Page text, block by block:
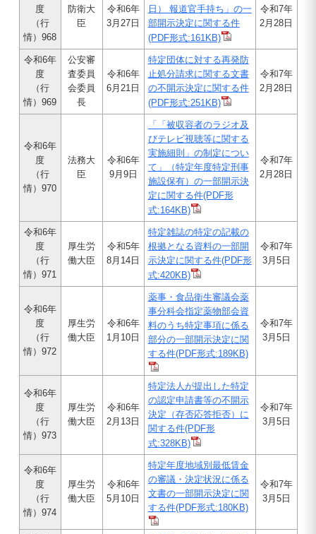
度
（行
情）968
防衛大
臣
令和6年
3月27日
日） 報道官手持ち」の一
部開示決定に関する件
(PDF形式:161KB)
令和7年
2月28日
令和6年
度
（行
情）969
公安審
査委員
会委員
長
令和6年
6月21日
特定団体に対する再発防
止処分請求に関する文書
の不開示決定に関する件
(PDF形式:251KB)
令和7年
2月28日
令和6年
度
（行
情）970
法務大
臣
令和6年
9月9日
「「被収容者のラジオ及
びテレビ視聴等に関する
実施細則」の制定につい
て」（特定年度特定刑事
施設保有）の一部開示決
定に関する件(PDF形
式:164KB)
令和7年
2月28日
令和6年
度
（行
情）971
厚生労
働大臣
令和5年
8月14日
特定雑誌の特定の記載の
根拠となる資料の一部開
示決定に関する件(PDF形
式:420KB)
令和7年
3月5日
令和6年
度
（行
情）972
厚生労
働大臣
令和6年
1月10日
薬事・食品衛生審議会薬
事分科会指定薬物部会資
料のうち特定事項に係る
部分の一部開示決定に関
する件(PDF形式:189KB)
令和7年
3月5日
令和6年
度
（行
情）973
厚生労
働大臣
令和6年
2月13日
特定法人が提出した特定
の認定申請書等の不開示
決定（存否応答拒否）に
関する件(PDF形
式:328KB)
令和7年
3月5日
令和6年
度
（行
情）974
厚生労
働大臣
令和6年
5月10日
特定年度地域別最低賃金
の審議・決定状況に係る
文書の一部開示決定に関
する件(PDF形式:180KB)
令和7年
3月5日